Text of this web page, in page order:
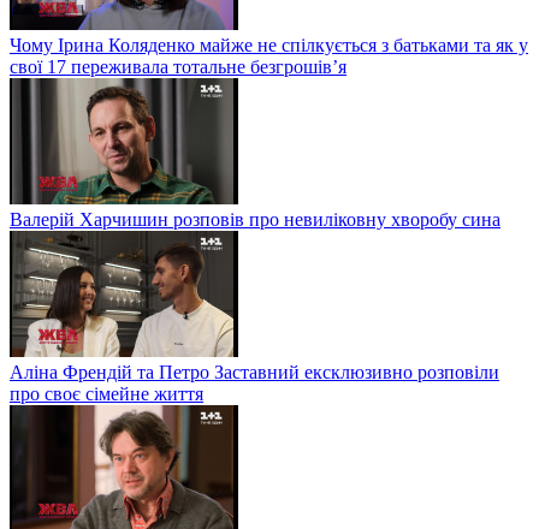
Чому Ірина Коляденко майже не спілкується з батьками та як у
свої 17 переживала тотальне безгрошів’я
Валерій Харчишин розповів про невиліковну хворобу сина
Аліна Френдій та Петро Заставний ексклюзивно розповіли
про своє сімейне життя